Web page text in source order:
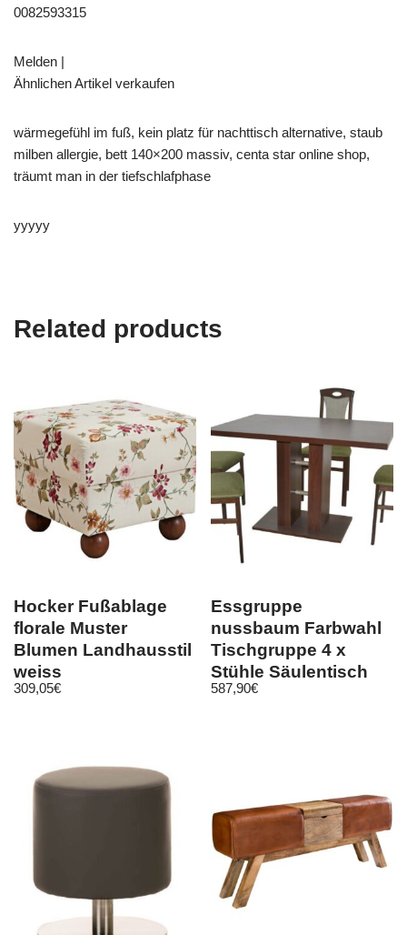
0082593315
Melden |
Ähnlichen Artikel verkaufen
wärmegefühl im fuß, kein platz für nachttisch alternative, staub
milben allergie, bett 140×200 massiv, centa star online shop,
träumt man in der tiefschlafphase
yyyyy
Related products
Hocker Fußablage
florale Muster
Blumen Landhausstil
weiss
309,05€
Essgruppe
nussbaum Farbwahl
Tischgruppe 4 x
Stühle Säulentisch
Esszimmergarnitur
587,90€